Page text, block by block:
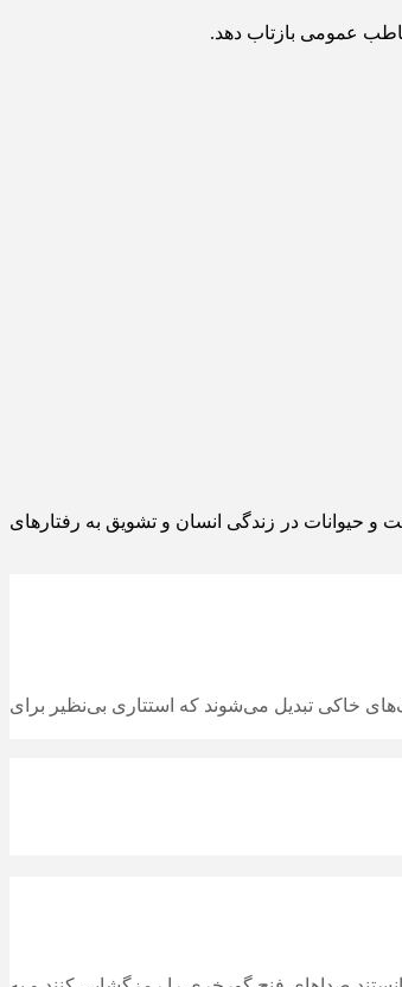
عمومی بازتاب دهد.
حیوانات در زندگی انسان و تشویق به رفتارهای
خاکی تبدیل می‌شوند که استتاری بی‌نظیر برای